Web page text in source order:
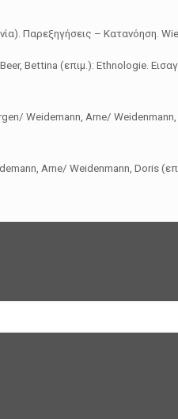
Παρεξηγήσεις – Κατανόηση.
Bettina (επιμ.): Ethnologie.
Weidemann, Arne/
Arne/ Weidenmann, Doris